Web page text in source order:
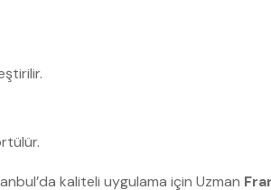
kaliteli uygulama için Uzman